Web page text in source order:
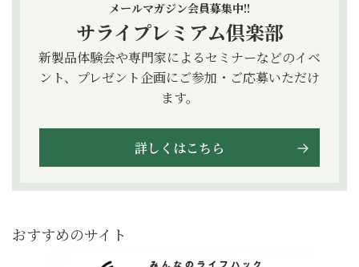
メールマガジン会員募集中!!
サライプレミアム倶楽部
新製品体験会や専門家によるセミナーなどのイベ
ント、プレゼント企画にご参加・ご応募いただけ
ます。
詳しくはこちら
おすすめのサイト